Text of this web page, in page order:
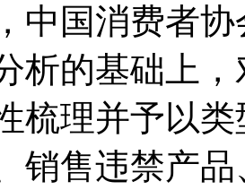
国消费者协
析的基础上
梳理并予以
销售违禁产